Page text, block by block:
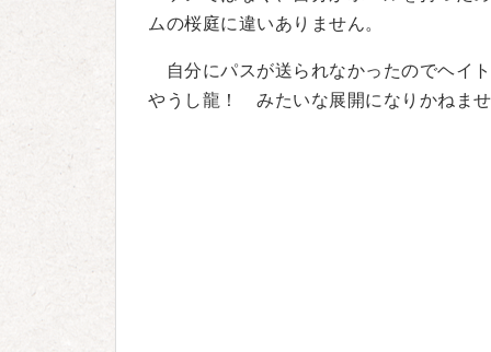
ムの桜庭に違いありません。
自分にパスが送られなかったのでヘイ
やうし龍！ みたいな展開になりかねま